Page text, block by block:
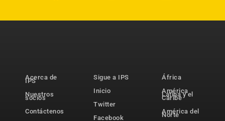
Acerca de
IPS
Nuestros
socios
Contáctenos
Sigue a IPS
Inicio
Twitter
Facebook
África
América
Latina y el
Caribe
América del
Norte